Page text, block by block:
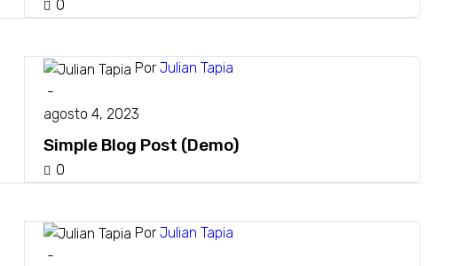
0
PorJulian Tapia
-
agosto 4, 2023
Simple Blog Post (Demo)
0
PorJulian Tapia
-